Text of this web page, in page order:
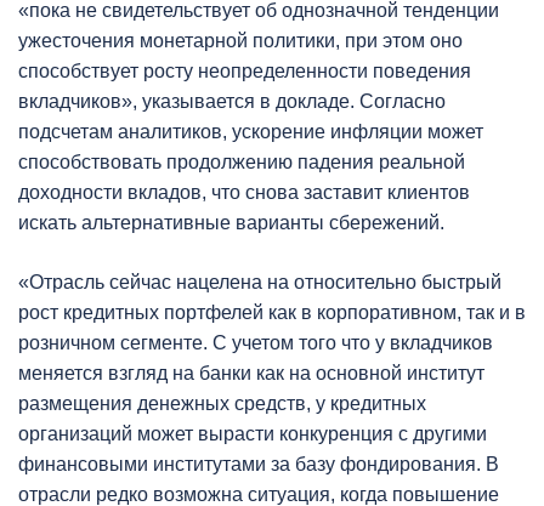
«пока не свидетельствует об однозначной тенденции
ужесточения монетарной политики, при этом оно
способствует росту неопределенности поведения
вкладчиков», указывается в докладе. Согласно
подсчетам аналитиков, ускорение инфляции может
способствовать продолжению падения реальной
доходности вкладов, что снова заставит клиентов
искать альтернативные варианты сбережений.
«Отрасль сейчас нацелена на относительно быстрый
рост кредитных портфелей как в корпоративном, так и в
розничном сегменте. С учетом того что у вкладчиков
меняется взгляд на банки как на основной институт
размещения денежных средств, у кредитных
организаций может вырасти конкуренция с другими
финансовыми институтами за базу фондирования. В
отрасли редко возможна ситуация, когда повышение